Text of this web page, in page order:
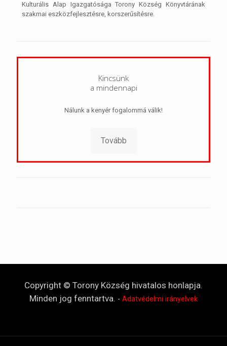
Kulturális Alap Igazgatósága Torony Község Könyvtárának
szakmai eszközfejlesztésre, korszerűsítésre.
Kincsünk
a mindennapi
Nálunk a kenyér fogalommá válik!
Tovább
Copyright © Torony Község hivatalos honlapja.
Minden jog fenntartva. - Adatvédelmi irányelvek